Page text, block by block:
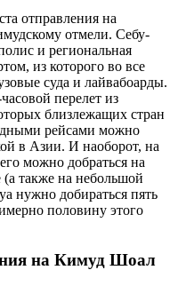
отправления на
отмели. Себу-
и региональная
из которого во все
суда и лайвабоарды.
перелет из
близлежащих стран
рейсами можно
в Азии. И наоборот, на
можно добраться на
(а также на небольшой
нужно добираться пять
половину этого
на Кимуд Шоал